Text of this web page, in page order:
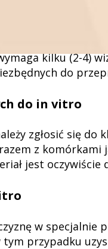
kilku (2-4)
do
do in vitro
zgłosić się
z
jest
w
przypadku